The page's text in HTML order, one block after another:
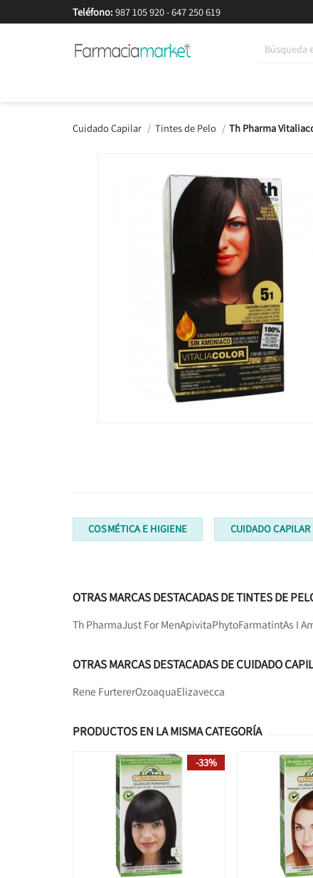
Teléfono: 987 105 920-647 250 619
Cuidado Capilar Tintes de Pelo Th Pharma
COSMÉTICA E HIGIENE CUIDADO CAPILAR
OTRAS MARCAS DESTACADAS DE TINTES DE
Th PharmaJust For MenApivitaPhytoFarmatintAs I
OTRAS MARCAS DESTACADAS DE CUIDADO
Rene FurtererOzoaquaElizavecca
PRODUCTOS EN LA MISMA CATEGORÍA
-33%